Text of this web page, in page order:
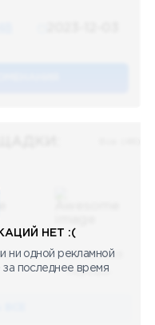
08.05.2023
Научный
НЕТ :(
ни одной рекламной
за последнее время